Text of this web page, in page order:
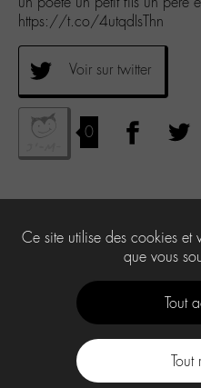
https://t.co/4utqdIsThn
Voir sur twitter
0
Ce site utilise des cookies et
que vous
Tout
Tout